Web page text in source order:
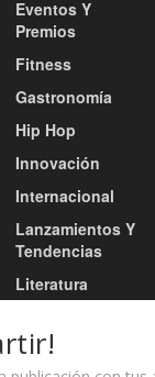
Eventos Y
Premios
Fitness
Gastronomía
Hip Hop
Innovación
Internacional
Lanzamientos Y
Tendencias
Literatura
Música